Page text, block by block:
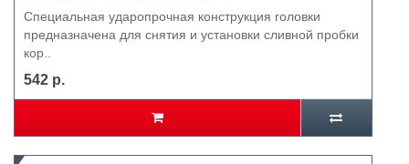
Специальная ударопрочная конструкция головки
предназначена для снятия и установки сливной пробки
кор..
542 р.